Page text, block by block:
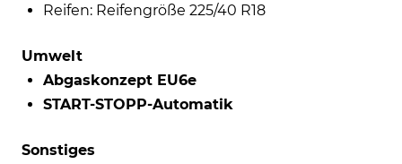
Reifen: Reifengröße 225/40 R18
Umwelt
Abgaskonzept EU6e
START-STOPP-Automatik
Sonstiges